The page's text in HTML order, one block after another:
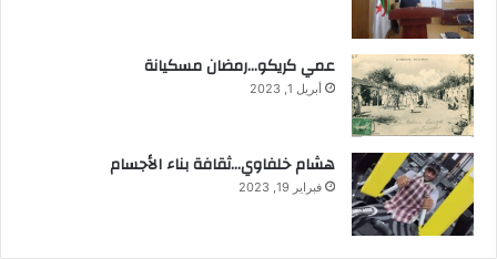
عمي كريكو…رمضان مسكيانة
أبريل 1, 2023
هشام خلفاوي…ثقافة بناء الأجسام
فبراير 19, 2023